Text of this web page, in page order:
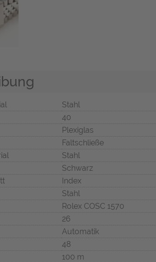
Stahl
40
Plexiglas
Faltschließe
Stahl
Schwarz
Index
Stahl
Rolex COSC 1570
26
Automatik
48
100 m